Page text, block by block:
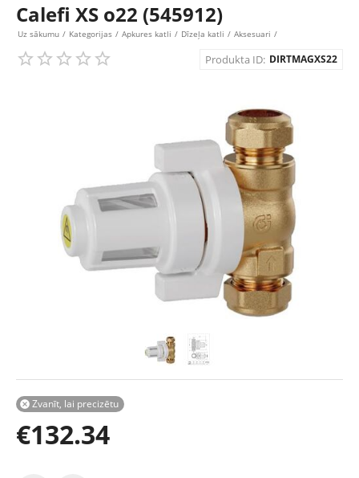
Calefi XS o22 (545912)
Uz sākumu / Kategorijas / Apkures katli / Dīzeļa katli / Aksesuari /
Produkta ID: DIRTMAGXS22
Zvanīt, lai precizētu

€132.34